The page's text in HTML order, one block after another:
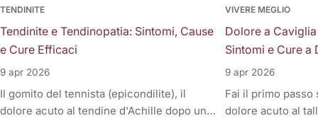
TENDINITE
Tendinite e Tendinopatia: Sintomi, Cause
e Cure Efficaci
9 apr 2026
Il gomito del tennista (epicondilite), il
dolore acuto al tendine d'Achille dopo una
VIVERE MEGLIO
Dolore a
Sintomi e Cure a
9 apr 2026
Fai il primo
dolore acuto al